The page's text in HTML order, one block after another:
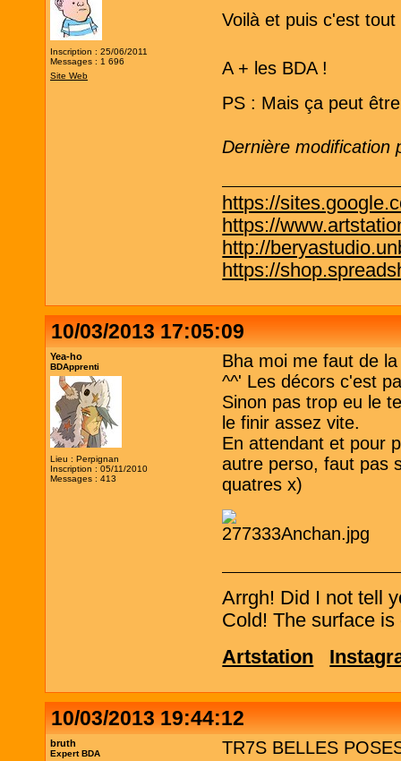
Inscription : 25/06/2011
Messages : 1 696
Site Web
Voilà et puis c'est
A + les BDA !
PS : Mais ça peut
Dernière modification
https://
https://
http://
https://
10/03/2013 17:05:09
Yea-ho
BDApprenti
Lieu : Perpignan
Inscription : 05/11/2010
Messages : 413
Bha moi me faut de
^^' Les décors c'est
Sinon pas trop eu le
le finir assez vite.
En attendant et pour
autre perso, faut pas
quatres x)
Arrgh! Did I not tell
Cold! The surface
Artstation
10/03/2013 19:44:12
bruth
Expert BDA
TR7S BELLES